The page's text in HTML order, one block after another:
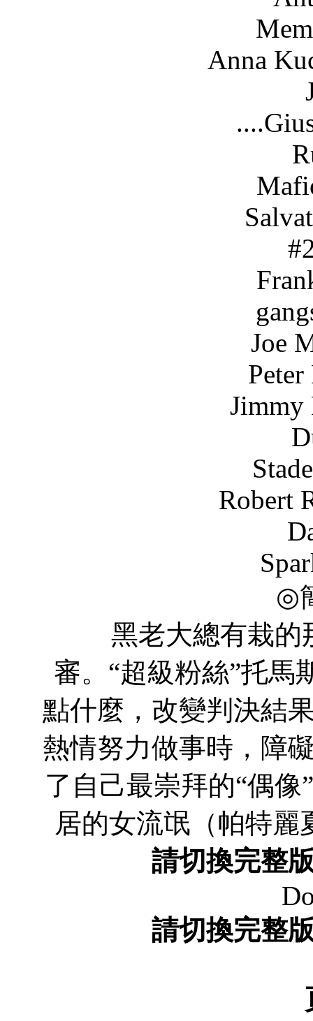
Anna Kuchma
Joseph
Russell
Salvatore
Frank
Joe Mancini
Peter
Jimmy
Duccio
Robert Rossi
Dario
◎
黑老大總有栽的
審。“超級粉絲”托馬
點什麼，改變判決結
熱情努力做事時，障
了自己最崇拜的“偶
居的女流氓（帕
請切換完整
請切換完整